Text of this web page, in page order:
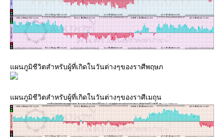
ผนภูมิชีวิตสำหรับผู้ที่เกิดในวันต่างๆของราศีพฤษภ
ผนภูมิชีวิตสำหรับผู้ที่เกิดในวันต่างๆของราศีเมถุน